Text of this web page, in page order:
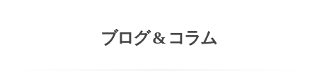
ブログ & コラム